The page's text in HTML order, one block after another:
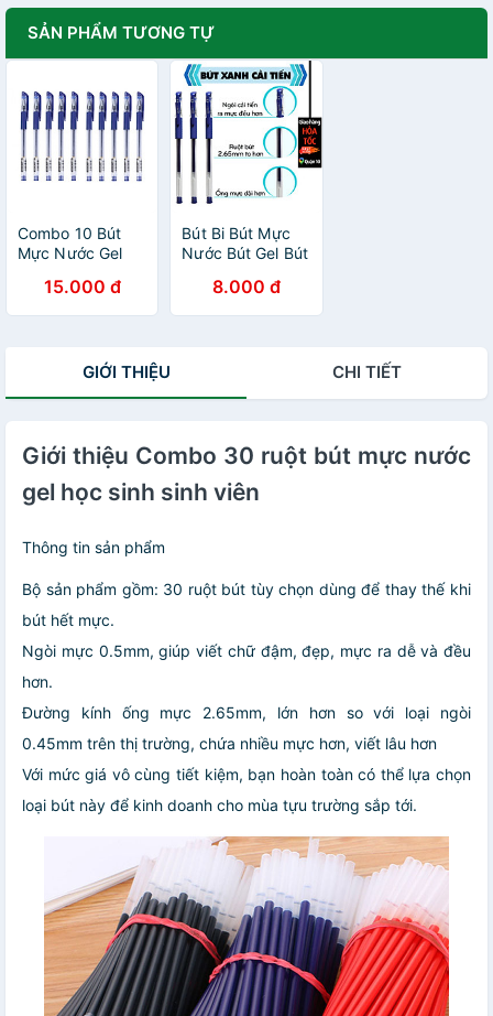
SẢN PHẨM TƯƠNG TỰ
Combo 10 Bút
Mực Nước Gel
Viên15.000 đ
Bút Bi Bút Mực
Nước Bút Gel Bút
Đen Đỏ Tím Giao
Hỏa Tốc Văn
8.000 đ
GIỚI THIỆU CHI TIẾT
Giới thiệu Combo 30 ruột bút mực nước
gel học sinh sinh viên
Thông tin sản phẩm
Bộ sản phẩm gồm: 30 ruột bút tùy chọn dùng để thay thế khi
bút hết mực.
Ngòi mực 0.5mm, giúp viết chữ đậm, đẹp, mực ra dễ và đều
hơn.
Đường kính ống mực 2.65mm, lớn hơn so với loại ngòi
0.45mm trên thị trường, chứa nhiều mực hơn, viết lâu hơn
Với mức giá vô cùng tiết kiệm, bạn hoàn toàn có thể lựa chọn
loại bút này để kinh doanh cho mùa tựu trường sắp tới.